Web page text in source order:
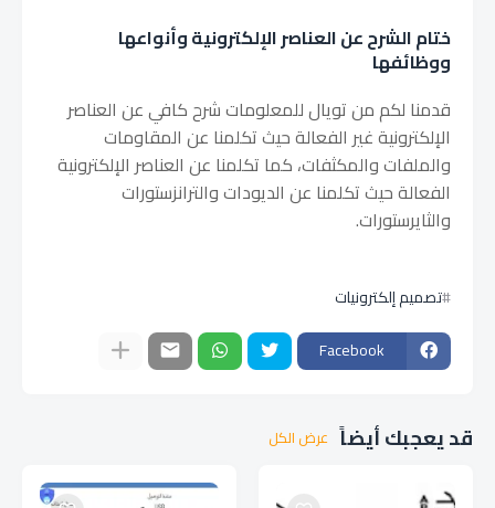
ختام الشرح عن العناصر الإلكترونية وأنواعها
ووظائفها
قدمنا لكم من تويال للمعلومات شرح كافي عن العناصر
الإلكترونية غير الفعالة حيث تكلمنا عن المقاومات
والملفات والمكثفات، كما تكلمنا عن العناصر الإلكترونية
الفعالة حيث تكلمنا عن الديودات والترانزستورات
والثايرستورات.
تصميم إلكترونيات
Facebook
قد يعجبك أيضاً عرض الكل